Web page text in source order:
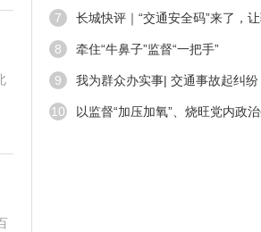
7
长城快评｜“交通安全码”来了，
8
牵住“牛鼻子”监督“一把手”
9
我为群众办实事| 交通事故起纠纷
10
以监督“加压加氧”、烧旺党内政